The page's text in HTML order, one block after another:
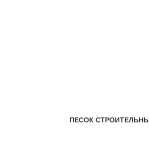
ПЕСОК